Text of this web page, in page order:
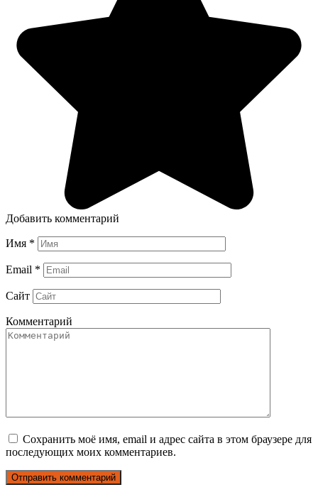
Добавить комментарий
Имя *
Email *
Сайт
Комментарий
Сохранить моё имя, email и адрес сайта в этом браузере для
последующих моих комментариев.